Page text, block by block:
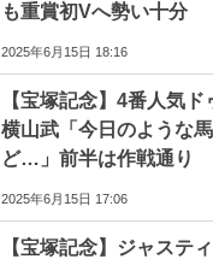
も重賞初Vへ勢い十分
2025年6月15日 18:16
【宝塚記念】4番人気
横山武「今日のような
ど…」前半は作戦通り
2025年6月15日 17:06
【宝塚記念】ジャステ